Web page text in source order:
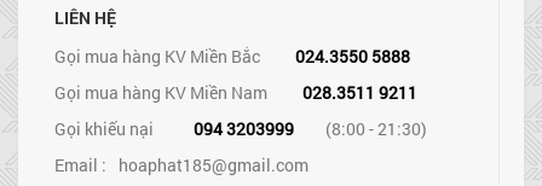
LIÊN HỆ
Gọi mua hàng KV Miền Bắc
024.3550 5888
Gọi mua hàng KV Miền Nam
028.3511 9211
Gọi khiếu nại
094 3203999
(8:00 - 21:30)
Email : hoaphat185@gmail.com